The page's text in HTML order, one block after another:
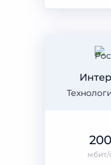
200
мбит/